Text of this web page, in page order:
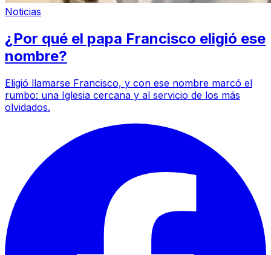
Noticias
¿Por qué el papa Francisco eligió ese
nombre?
Eligió llamarse Francisco, y con ese nombre marcó el
rumbo: una Iglesia cercana y al servicio de los más
olvidados.